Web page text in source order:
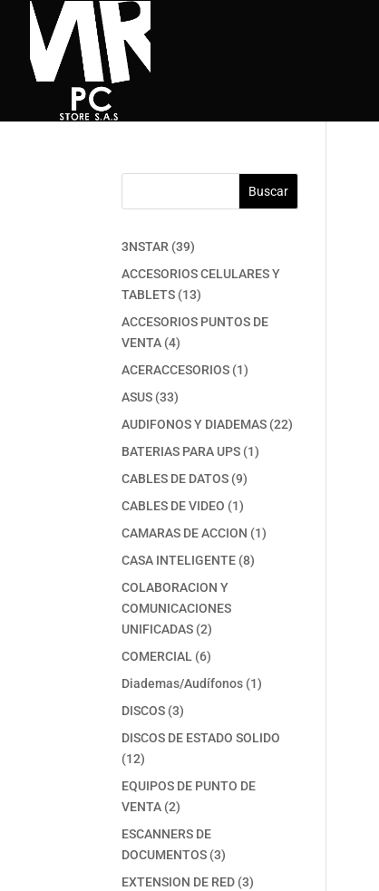
Buscar
3NSTAR 3939
productos
ACCESORIOS CELULARES Y
TABLETS 1313
productos
ACCESORIOS PUNTOS DE
VENTA 44
productos
ACERACCESORIOS 11
ASUS 3333
productos
AUDIFONOS Y DIADEMAS 2222
BATERIAS PARA UPS 11
CABLES DE DATOS 99
CABLES DE VIDEO 11
producto
CAMARAS DE ACCION 11
CASA INTELIGENTE 88
COLABORACION Y
COMUNICACIONES
UNIFICADAS 22
productos
COMERCIAL 66
productos
Diademas/Audífonos 11
DISCOS 33
productos
DISCOS DE ESTADO SOLIDO
1212
productos
EQUIPOS DE PUNTO DE
VENTA 22
productos
ESCANNERS DE
DOCUMENTOS 33
productos
EXTENSION DE RED 33